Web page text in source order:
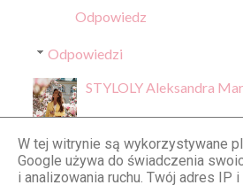
Odpowiedz
Odpowiedzi
STYLOLY Aleksandra
Odpowiedz
W tej witrynie są wykorzystywane
Google używa do świadczenia
i analizowania ruchu. Twój adres IP